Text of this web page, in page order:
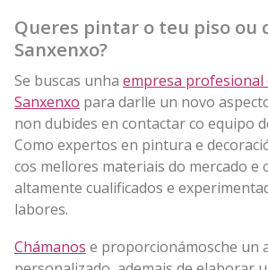
Queres pintar o teu piso ou
Sanxenxo?
Se buscas unha empresa profesional
Sanxenxo para darlle un novo
non dubides en contactar co equipo
Como expertos en pintura e
cos mellores materiais do mercado e
altamente cualificados e
labores.
Chámanos e proporcionámosche un